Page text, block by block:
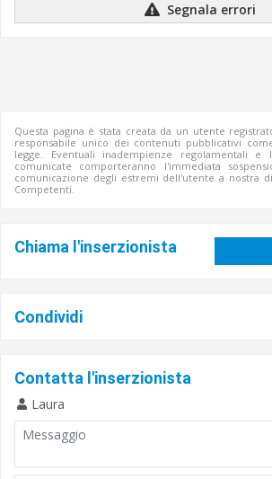
Segnala errori
Questa pagina è stata creata da un utente
responsabile unico dei contenuti pubblicativi
legge. Eventuali inadempienze regolamentali
comunicate comporteranno l'immediata
comunicazione degli estremi dell'utente a nostra
Competenti.
Chiama l'inserzionista
Condividi
Contatta l'inserzionista
Laura